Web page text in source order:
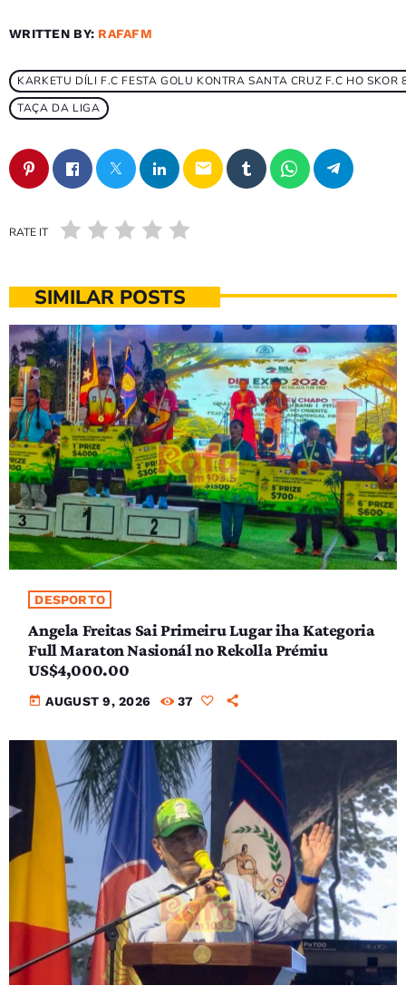
WRITTEN BY: RAFAFM
KARKETU DÍLI F.C FESTA GOLU KONTRA SANTA CRUZ F.C HO SKOR
TAÇA DA LIGA
email
RATE IT
SIMILAR POSTS
DESPORTO
Angela Freitas Sai Primeiru Lugar iha Kategoria
Full Maraton Nasionál no Rekolla Prémiu
US$4,000.00
today AUGUST 9, 2026 37